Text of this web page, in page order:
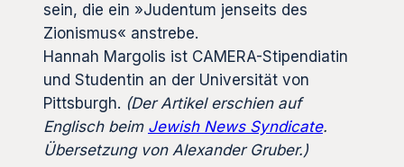
sein, die ein »Judentum jenseits des
Zionismus« anstrebe.
Hannah Margolis ist CAMERA-Stipendiatin
und Studentin an der Universität von
Pittsburgh. (Der Artikel erschien auf
Englisch beim Jewish News Syndicate.
Übersetzung von Alexander Gruber.)